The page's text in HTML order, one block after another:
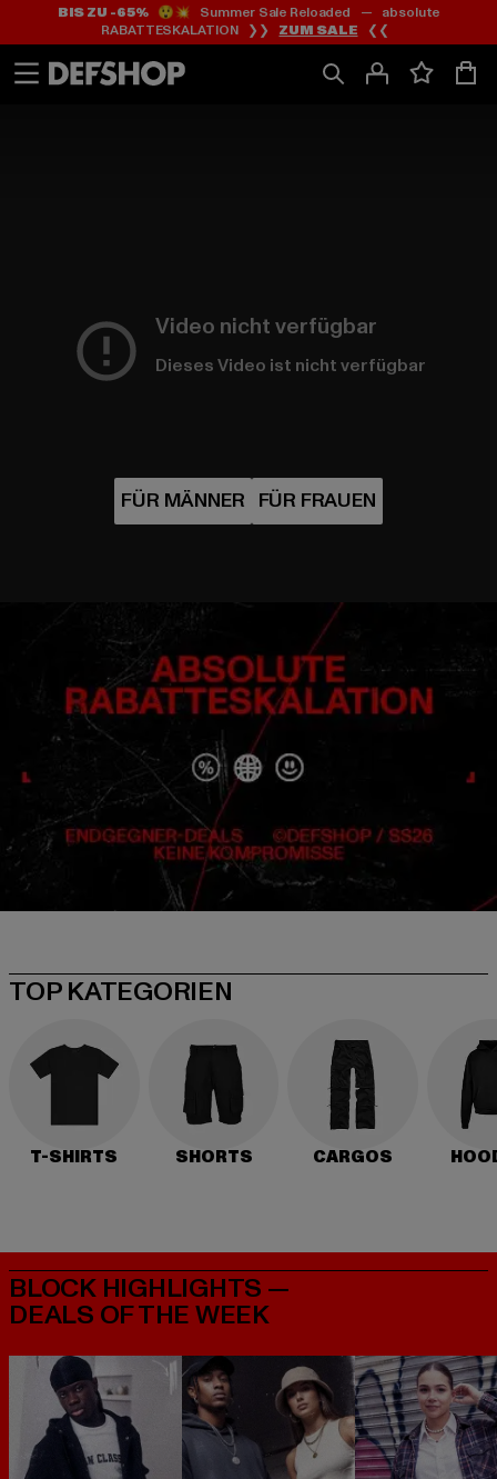
Zum
Inhalt
springen
Zum
Fußzeile
springen
BIS ZU -65%😲💥 Summer Sale Reloaded — absolute
RABATTESKALATION ❯❯ ZUM SALE ❮❮
Video nicht verfügbar
Dieses Video ist nicht verfügbar
TOP KATEGORIEN
T-SHIRTS SHORTS CARGOS
BLOCK HIGHLIGHTS —
DEALS OF THE WEEK